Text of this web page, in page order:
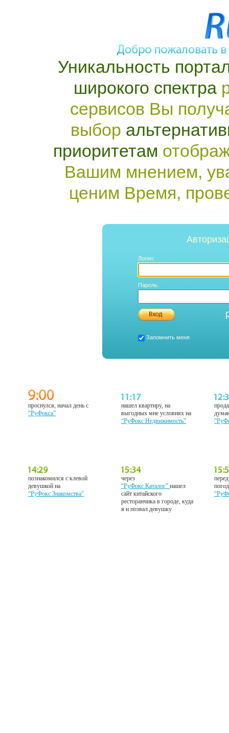
Уникальность
широкого спектра
сервисов Вы
выбор
приоритетам
Вашим мнением,
ценим Время,
Логин:
Пароль:
Запомнить меня
проснулся, начал день с
“РуФокса”
нашел квартиру, на
выгодных мне условиях на
“РуФокс Недвижимость”
познакомился с клевой
девушкой на
“РуФокс Знакомства”
через
“РуФокс Каталог”нашел
сайт китайского
ресторанчика в городе, куда
я и позвал девушку